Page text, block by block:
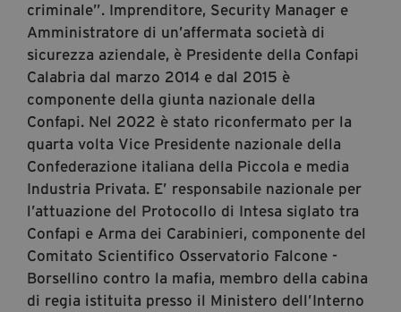
Chi Siamo
Civico Trame
#Trameascuola
Visioni Civiche
Mostra 3D - Visioni Civiche
Il Diritto di Essere
Archivio Storico
Contatti
segreteria@tramefestival.it
info@tramefestival.it
criminale”. Imprenditore, Security Manager e
Amministratore di un’affermata società di
sicurezza aziendale, è Presidente della Confapi
Calabria dal marzo 2014 e dal 2015 è
componente della giunta nazionale della
Confapi. Nel 2022 è stato riconfermato per la
quarta volta Vice Presidente nazionale della
Confederazione italiana della Piccola e media
Industria Privata. E’ responsabile nazionale per
l’attuazione del Protocollo di Intesa siglato tra
Confapi e Arma dei Carabinieri, componente del
Comitato Scientifico Osservatorio Falcone -
Borsellino contro la mafia, membro della cabina
di regia istituita presso il Ministero dell’Interno